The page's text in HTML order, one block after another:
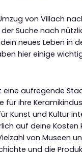
von Villach
Suche nach
neues Leben in
hier einige
aufregende
für ihre
Kunst und Kultur
auf deine Kosten
von Museen
und die